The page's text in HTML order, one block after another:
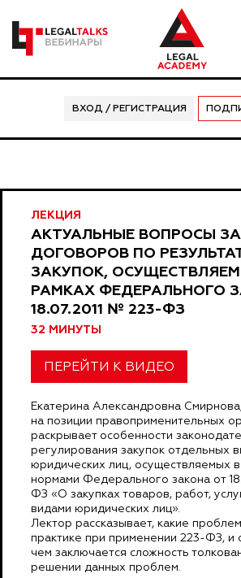
ВХОД / РЕГИСТРАЦИЯ
ЛЕКЦИЯ
АКТУАЛЬНЫЕ ВОПРОСЫ
ДОГОВОРОВ ПО
ЗАКУПОК,
РАМКАХ ФЕДЕРАЛЬНОГО
18.07.2011 № 223-ФЗ
32 МИНУТЫ
ПЕРЕЙТИ К ВИДЕО
Екатерина Александровна
на позиции правоприменительных
раскрывает особенности
регулирования закупок отдельных
юридических лиц, осуществляемых в
нормами Федерального закона от
ФЗ «О закупках товаров, работ,
видами юридических лиц».
Лектор рассказывает, какие
практике при применении 223-ФЗ, и
чем заключается сложность
решении данных проблем.